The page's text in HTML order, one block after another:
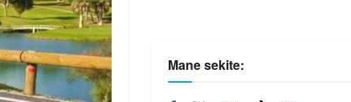
Mane sekite: